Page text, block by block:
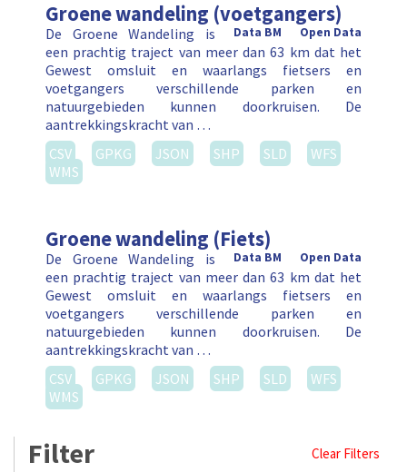
Groene wandeling (voetgangers)
Open Data
Data BM
De Groene Wandeling is
een prachtig traject van meer dan 63 km dat het
Gewest omsluit en waarlangs fietsers en
voetgangers verschillende parken en
natuurgebieden kunnen doorkruisen. De
aantrekkingskracht van …
CSV
GPKG JSON SHP SLD
WFS
WMS
Groene wandeling (Fiets)
Open Data
Data BM
De Groene Wandeling is
een prachtig traject van meer dan 63 km dat het
Gewest omsluit en waarlangs fietsers en
voetgangers verschillende parken en
natuurgebieden kunnen doorkruisen. De
aantrekkingskracht van …
CSV
GPKG JSON SHP SLD
WFS
WMS
Filter Clear Filters